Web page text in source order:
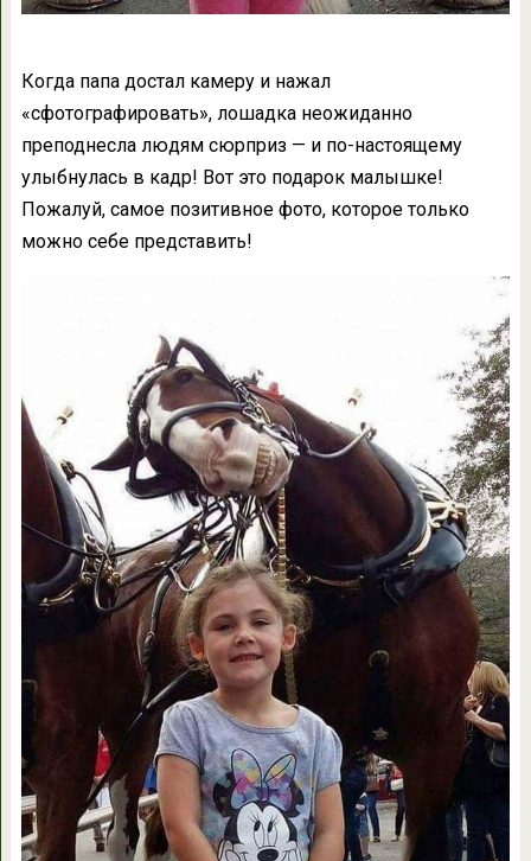
Когда папа достал камеру и нажал
«сфотографировать», лошадка неожиданно
преподнесла людям сюрприз — и по-настоящему
улыбнулась в кадр! Вот это подарок малышке!
Пожалуй, самое позитивное фото, которое только
можно себе представить!